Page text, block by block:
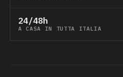
24/48h
A CASA IN TUTTA ITALIA